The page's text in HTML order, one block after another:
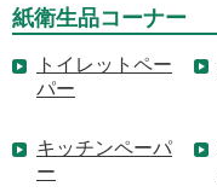
紙衛生品コーナー
トイレットペー
パー
キッチンペーパ
ー